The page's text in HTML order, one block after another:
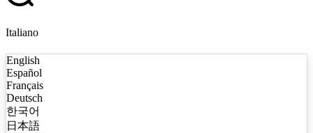
Italiano
English
Español
Français
Deutsch
한국어
日本語